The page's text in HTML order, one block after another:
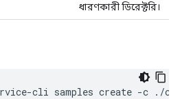
ধারণকারী ডিরেক্টরি।
cli samples create -c ./